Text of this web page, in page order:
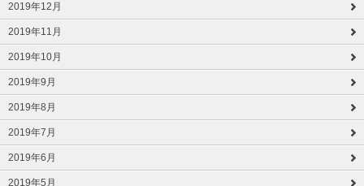
2019年12月
2019年11月
2019年10月
2019年9月
2019年8月
2019年7月
2019年6月
2019年5月